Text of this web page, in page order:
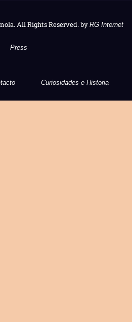
All Rights Reserved. by RG Internet
Press
Curiosidades e Historia